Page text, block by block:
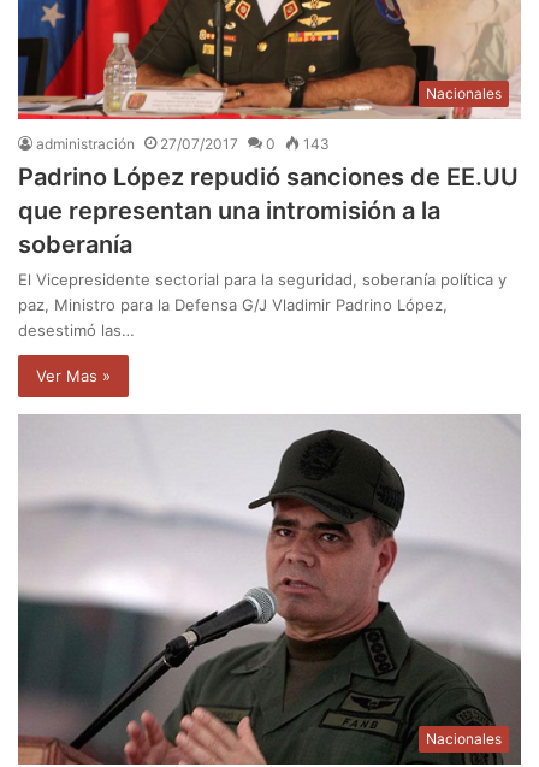
Nacionales
administración 27/07/2017 0 143
Padrino López repudió sanciones de EE.UU
que representan una intromisión a la
soberanía
El Vicepresidente sectorial para la seguridad, soberanía política y
paz, Ministro para la Defensa G/J Vladimir Padrino López,
desestimó las…
Ver Mas »
Nacionales